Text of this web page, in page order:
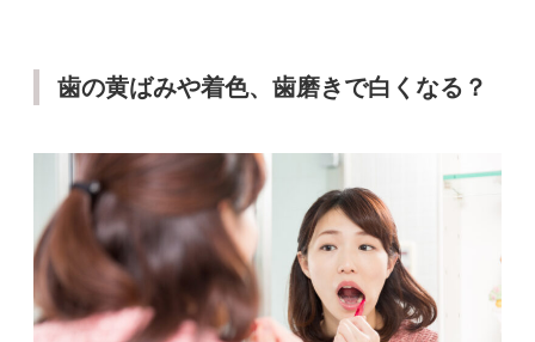
歯の黄ばみや着色、歯磨きで白くなる？